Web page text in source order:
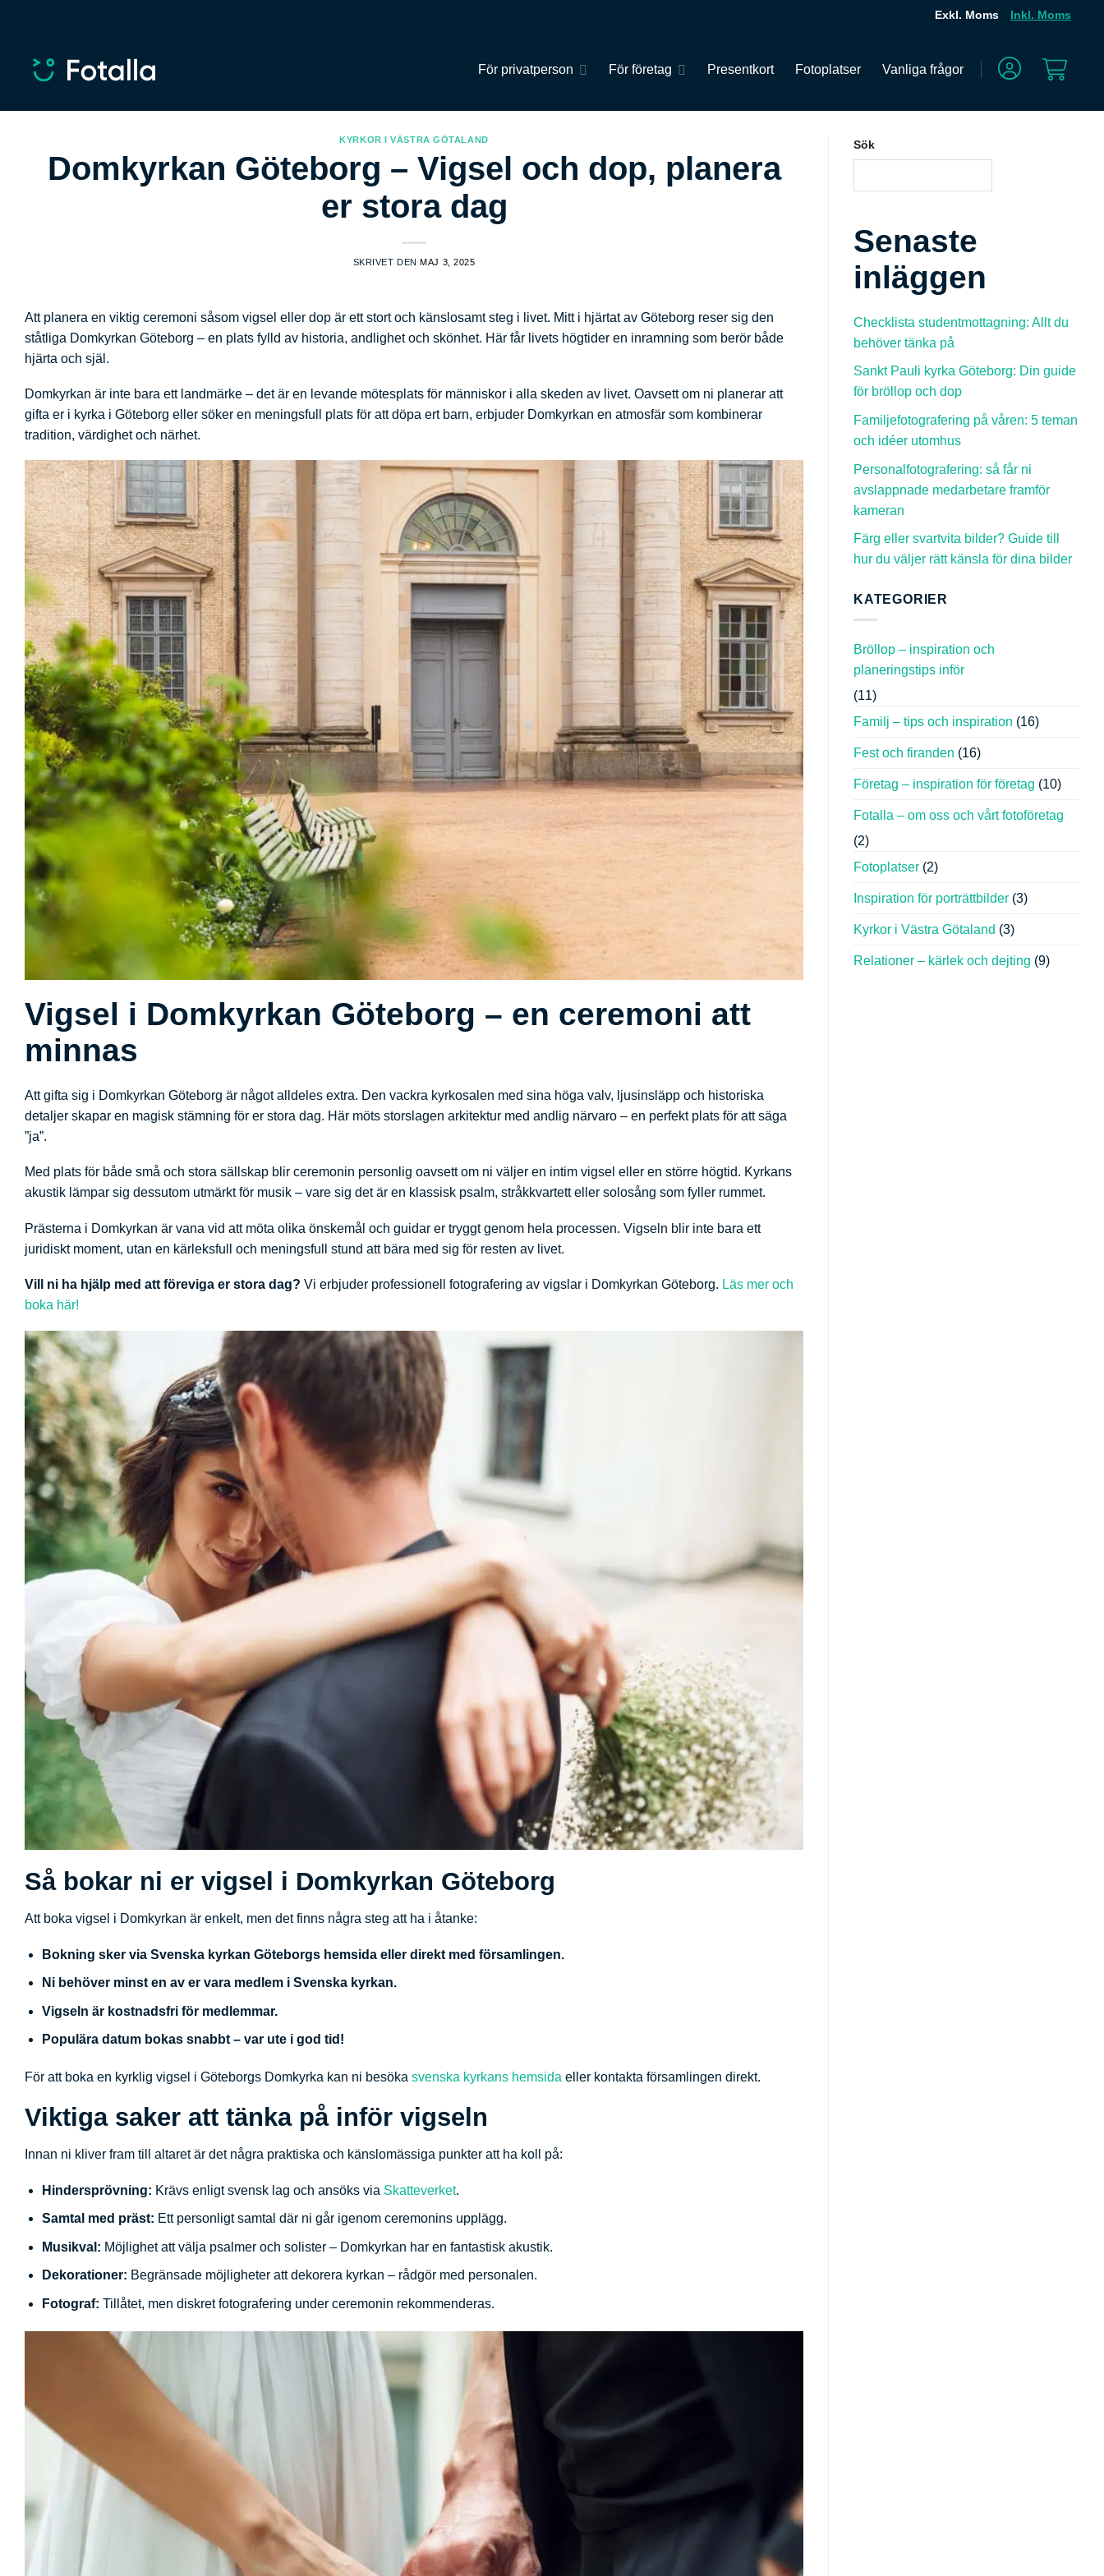
Exkl. Moms Inkl. Moms
För privatperson För företag Presentkort Fotoplatser Vanliga frågor
KYRKOR I VÄSTRA GÖTALAND
Domkyrkan Göteborg – Vigsel och dop, planera
er stora dag
SKRIVET DENMAJ 3, 2025
Att planera en viktig ceremoni såsom vigsel eller dop är ett stort och känslosamt steg i livet. Mitt i hjärtat av Göteborg reser sig den
ståtliga Domkyrkan Göteborg – en plats fylld av historia, andlighet och skönhet. Här får livets högtider en inramning som berör både
hjärta och själ.
Domkyrkan är inte bara ett landmärke – det är en levande mötesplats för människor i alla skeden av livet. Oavsett om ni planerar att
gifta er i kyrka i Göteborg eller söker en meningsfull plats för att döpa ert barn, erbjuder Domkyrkan en atmosfär som kombinerar
tradition, värdighet och närhet.
Vigsel i Domkyrkan Göteborg – en ceremoni att
minnas
Att gifta sig i Domkyrkan Göteborg är något alldeles extra. Den vackra kyrkosalen med sina höga valv, ljusinsläpp och historiska
detaljer skapar en magisk stämning för er stora dag. Här möts storslagen arkitektur med andlig närvaro – en perfekt plats för att säga
”ja”.
Med plats för både små och stora sällskap blir ceremonin personlig oavsett om ni väljer en intim vigsel eller en större högtid. Kyrkans
akustik lämpar sig dessutom utmärkt för musik – vare sig det är en klassisk psalm, stråkkvartett eller solosång som fyller rummet.
Prästerna i Domkyrkan är vana vid att möta olika önskemål och guidar er tryggt genom hela processen. Vigseln blir inte bara ett
juridiskt moment, utan en kärleksfull och meningsfull stund att bära med sig för resten av livet.
Vill ni ha hjälp med att föreviga er stora dag? Vi erbjuder professionell fotografering av vigslar i Domkyrkan Göteborg. Läs mer och
boka här!
Så bokar ni er vigsel i Domkyrkan Göteborg
Att boka vigsel i Domkyrkan är enkelt, men det finns några steg att ha i åtanke:
Bokning sker via Svenska kyrkan Göteborgs hemsida eller direkt med församlingen.
Ni behöver minst en av er vara medlem i Svenska kyrkan.
Vigseln är kostnadsfri för medlemmar.
Populära datum bokas snabbt – var ute i god tid!
För att boka en kyrklig vigsel i Göteborgs Domkyrka kan ni besöka svenska kyrkans hemsida eller kontakta församlingen direkt.
Viktiga saker att tänka på inför vigseln
Innan ni kliver fram till altaret är det några praktiska och känslomässiga punkter att ha koll på:
Hindersprövning: Krävs enligt svensk lag och ansöks via Skatteverket.
Samtal med präst: Ett personligt samtal där ni går igenom ceremonins upplägg.
Musikval: Möjlighet att välja psalmer och solister – Domkyrkan har en fantastisk akustik.
Dekorationer: Begränsade möjligheter att dekorera kyrkan – rådgör med personalen.
Fotograf: Tillåtet, men diskret fotografering under ceremonin rekommenderas.
Sök
Senaste
inläggen
Checklista studentmottagning: Allt du
behöver tänka på
Sankt Pauli kyrka Göteborg: Din guide
för bröllop och dop
Familjefotografering på våren: 5 teman
och idéer utomhus
Personalfotografering: så får ni
avslappnade medarbetare framför
kameran
Färg eller svartvita bilder? Guide till
hur du väljer rätt känsla för dina bilder
KATEGORIER
Bröllop – inspiration och
planeringstips inför
(11)
Familj – tips och inspiration (16)
Fest och firanden (16)
Företag – inspiration för företag (10)
Fotalla – om oss och vårt fotoföretag
(2)
Fotoplatser (2)
Inspiration för porträttbilder (3)
Kyrkor i Västra Götaland (3)
Relationer – kärlek och dejting (9)